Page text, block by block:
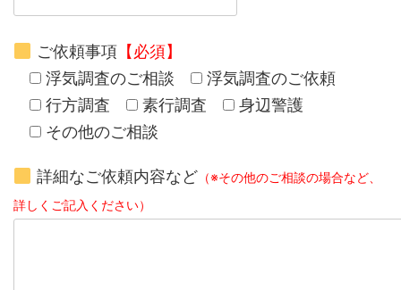
ご依頼事項【必須】
浮気調査のご相談
浮気調査のご依頼
行方調査
素行調査
身辺警護
その他のご相談
詳細なご依頼内容など（※その他のご相談の場合など、
詳しくご記入ください）